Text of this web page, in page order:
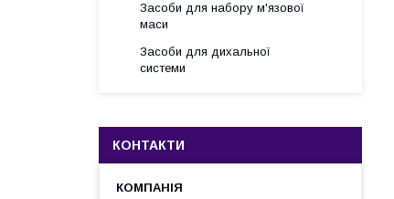
Засоби для набору м'язової
маси
Засоби для дихальної
системи
КОНТАКТИ